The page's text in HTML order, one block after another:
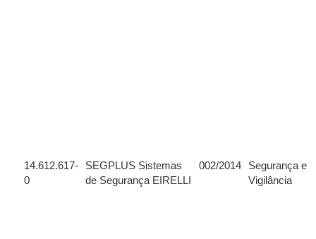
14.612.617-
0
SEGPLUS Sistemas
de Segurança EIRELLI
002/2014
Segurança e
Vigilância